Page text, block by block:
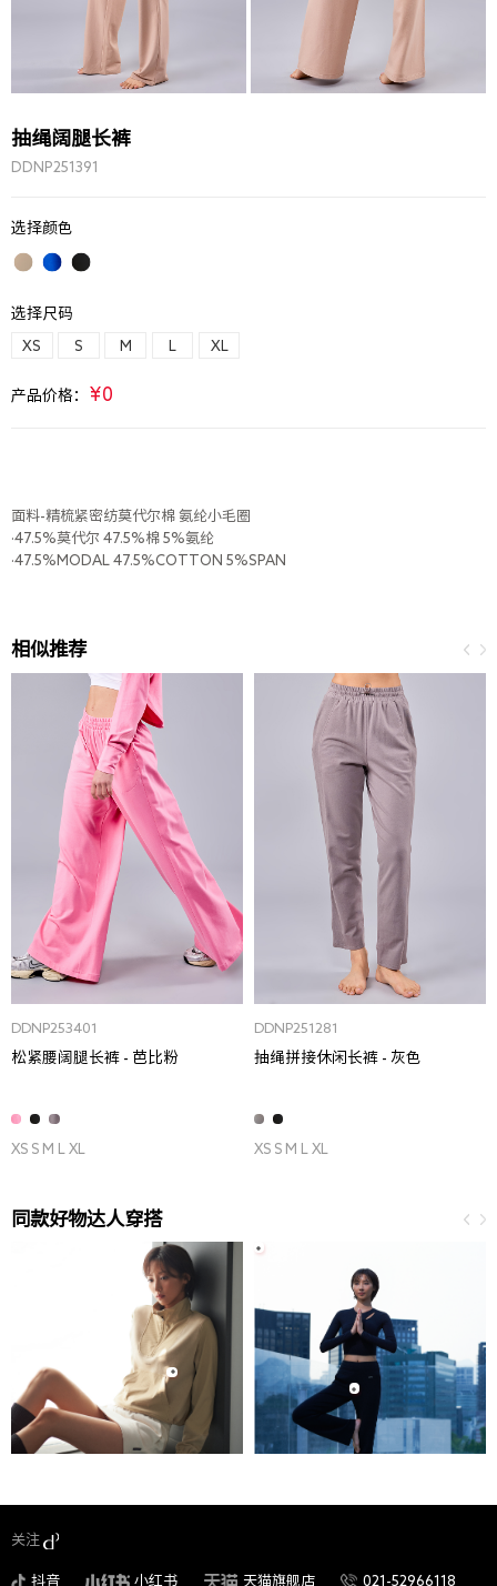
抽绳阔腿长裤
DDNP251391
选择颜色
选择尺码
XS S M L XL
产品价格： ¥0
面料-精梳紧密纺莫代尔棉 氨纶小毛圈
·47.5%莫代尔 47.5%棉 5%氨纶
·47.5%MODAL 47.5%COTTON 5%SPAN
相似推荐
DDNP253401
松紧腰阔腿长裤 - 芭比粉
XS S M L XL
DDNP251281
抽绳拼接休闲长裤 - 灰色
XS S M L XL
同款好物达人穿搭
关注
抖音 小红书 天猫旗舰店 021-52966118